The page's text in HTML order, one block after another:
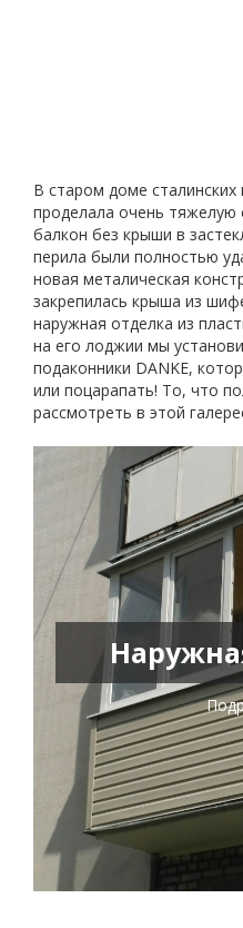
В старом доме
проделала очень
балкон без крыши в
перила были полностью
новая металическая
закрепилась крыша из
наружная отделка из
на его лоджии мы
подаконники DANKE,
или поцарапать! То, что
рассмотреть в этой